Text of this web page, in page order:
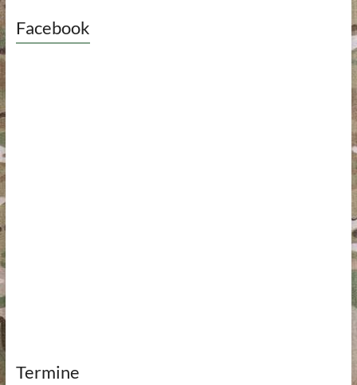
Facebook
Termine